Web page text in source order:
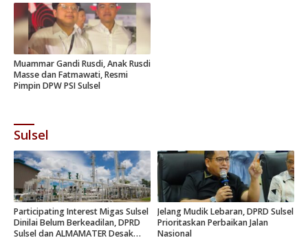
Muammar Gandi Rusdi, Anak Rusdi
Masse dan Fatmawati, Resmi
Pimpin DPW PSI Sulsel
Sulsel
Participating Interest Migas Sulsel
Dinilai Belum Berkeadilan, DPRD
Sulsel dan ALMAMATER Desak
Jelang Mudik Lebaran, DPRD Sulsel
Prioritaskan Perbaikan Jalan
Nasional